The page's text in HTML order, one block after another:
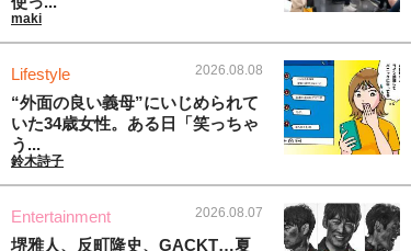
maki
Lifestyle 2026.08.08
“外面の良い義母”にいじめられて
いた34歳女性。ある日「笑っちゃ
う...
鈴木詩子
Entertainment 2026.08.07
堺雅人、反町隆史、GACKT…夏